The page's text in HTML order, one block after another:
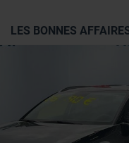
LES BONNES